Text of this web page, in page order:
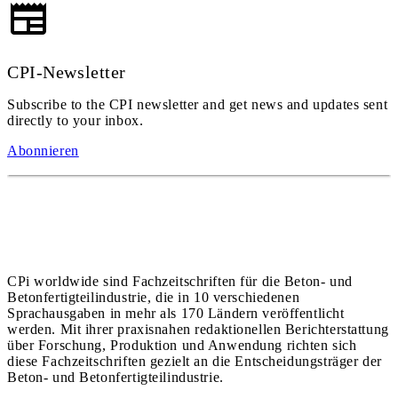
CPI-Newsletter
Subscribe to the CPI newsletter and get news and updates sent
directly to your inbox.
Abonnieren
CPi worldwide sind Fachzeitschriften für die Beton- und
Betonfertigteilindustrie, die in 10 verschiedenen
Sprachausgaben in mehr als 170 Ländern veröffentlicht
werden. Mit ihrer praxisnahen redaktionellen Berichterstattung
über Forschung, Produktion und Anwendung richten sich
diese Fachzeitschriften gezielt an die Entscheidungsträger der
Beton- und Betonfertigteilindustrie.